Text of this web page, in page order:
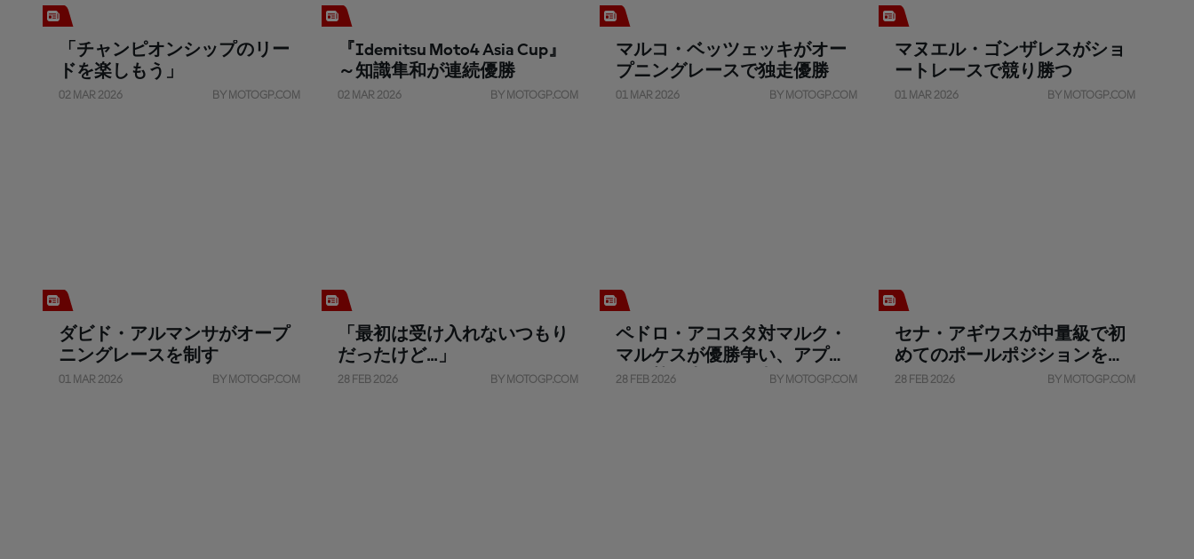
「チャンピオンシップのリー
ドを楽しもう」
02 MAR 2026 BY MOTOGP.COM
『Idemitsu Moto4 Asia Cup』
～知識隼和が連続優勝
02 MAR 2026 BY MOTOGP.COM
マルコ・ベッツェッキがオー
プニングレースで独走優勝
01 MAR 2026 BY MOTOGP.COM
マヌエル・ゴンザレスがショ
ートレースで競り勝つ
01 MAR 2026 BY MOTOGP.COM
ダビド・アルマンサがオープ
ニングレースを制す
01 MAR 2026 BY MOTOGP.COM
「最初は受け入れないつもり
だったけど...」
28 FEB 2026 BY MOTOGP.COM
ペドロ・アコスタ対マルク・
マルケスが優勝争い、アプリ
リア勢が上位に進出
28 FEB 2026 BY MOTOGP.COM
セナ・アギウスが中量級で初
めてのポールポジションを獲
得
28 FEB 2026 BY MOTOGP.COM